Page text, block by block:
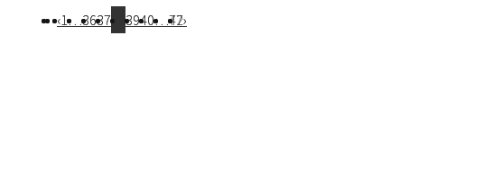
‹1…3637383940…42›
‹1…3637383940…77›